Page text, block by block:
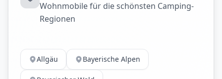
Wohnmobile für die schönsten Camping-
Regionen
Allgäu Bayerische Alpen